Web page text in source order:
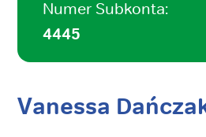
Numer Subkonta:
4445
Vanessa